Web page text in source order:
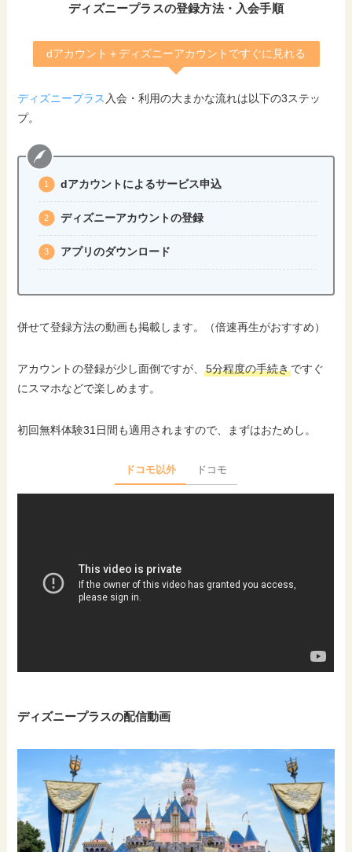
ディズニープラスの登録方法・入会手順
dアカウント＋ディズニーアカウントですぐに見れる
ディズニープラス 入会・利用の大まかな流れは以下の3ステッ
プ。
dアカウントによるサービス申込
ディズニーアカウントの登録
アプリのダウンロード
併せて登録方法の動画も掲載します。（倍速再生がおすすめ）
アカウントの登録が少し面倒ですが、5分程度の手続きですぐ
にスマホなどで楽しめます。
初回無料体験31日間も適用されますので、まずはおためし。
ドコモ以外 ドコモ
ディズニープラスの配信動画